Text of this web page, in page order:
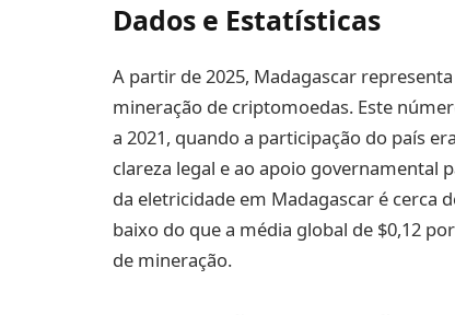
Dados e Estatísticas
A partir de 2025, Madagascar
mineração de criptomoedas. Este
a 2021, quando a participação do país
clareza legal e ao apoio governamental
da eletricidade em Madagascar é cerca
baixo do que a média global de $0,12
de mineração.